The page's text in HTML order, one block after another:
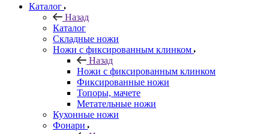
Каталог
Назад
Каталог
Складные ножи
Ножи с фиксированным клинком
Назад
Ножи с фиксированным клинком
Фиксированные ножи
Топоры, мачете
Метательные ножи
Кухонные ножи
Фонари